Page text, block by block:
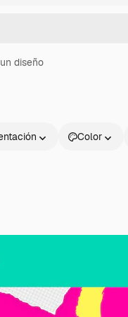
diseño
Color
Información útil